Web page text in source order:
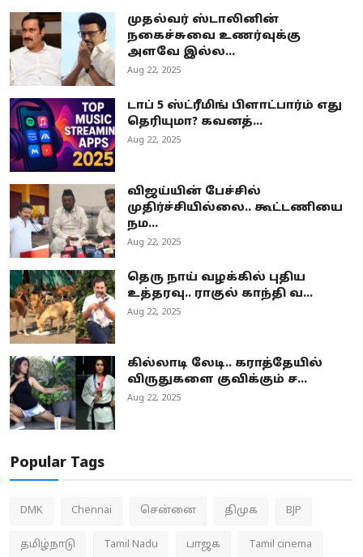
முதல்வர் ஸ்டாலினின்
நகைச்சுவை உணர்வுக்கு
அளவே இல்ல...
Aug 22, 2025
டாப் 5 ஸ்ட்ரீமிங் பிளாட்பார்ம் எது
தெரியுமா? கவனத்...
Aug 22, 2025
விஜய்யின் பேச்சில்
முதிர்ச்சியில்லை.. கூட்டணியை
நம...
Aug 22, 2025
தெரு நாய் வழக்கில் புதிய
உத்தரவு.. ராகுல் காந்தி வ...
Aug 22, 2025
கில்லாடி லேடி.. கராத்தேயில்
விருதுகளை குவிக்கும் ச...
Aug 22, 2025
Popular Tags
DMK Chennai சென்னை திமுக BJP
தமிழ்நாடு Tamil Nadu பாஜக Tamil cinema